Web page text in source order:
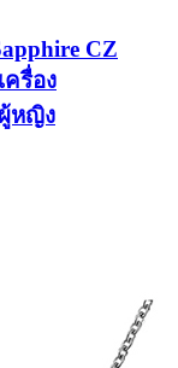
CZ
รื่อง
หญิง